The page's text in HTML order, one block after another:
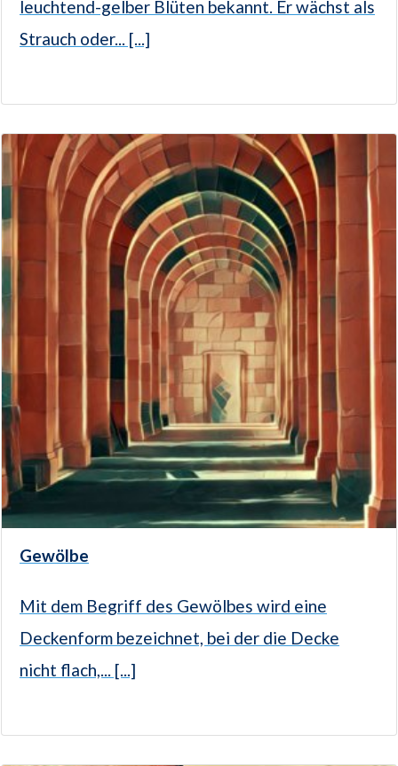
leuchtend-gelber Blüten bekannt. Er wächst als
Strauch oder... [...]
Gewölbe
Mit dem Begriff des Gewölbes wird eine
Deckenform bezeichnet, bei der die Decke
nicht flach,... [...]